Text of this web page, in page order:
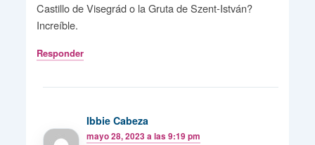
Castillo de Visegrád o la Gruta de Szent-István?
Increíble.
Responder
Ibbie Cabeza
mayo 28, 2023 a las 9:19 pm